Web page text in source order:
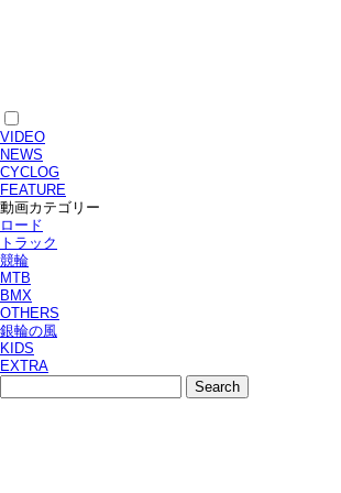
VIDEO
NEWS
CYCLOG
FEATURE
動画カテゴリー
ロード
トラック
競輪
MTB
BMX
OTHERS
銀輪の風
KIDS
EXTRA